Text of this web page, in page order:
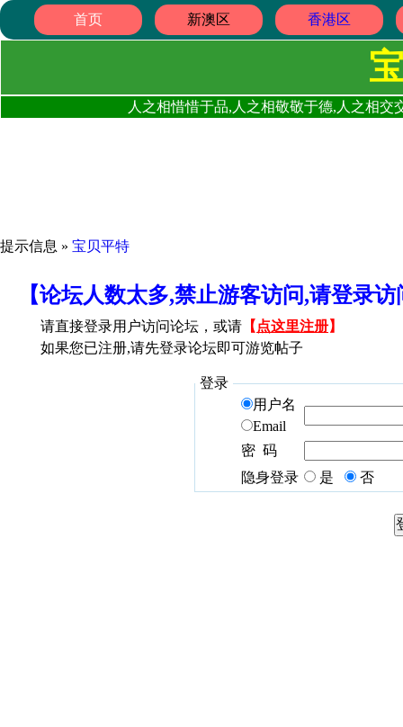
首页 新澳区 香港区
人之相惜惜于品,人之相敬敬于德,人之相
提示信息 » 宝贝平特
【论坛人数太多,禁止游客访问,请登录
请直接登录用户访问论坛，或请 【 点这里注册】
如果您已注册,请先登录论坛即可游览帖子
登录
用户名
Email
密 码
隐身登录
是 否